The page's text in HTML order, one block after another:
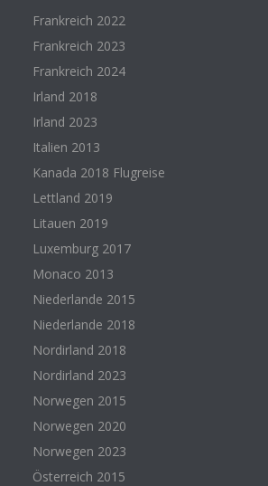
Frankreich 2022
Frankreich 2023
Frankreich 2024
Irland 2018
Irland 2023
Italien 2013
Kanada 2018 Flugreise
Lettland 2019
Litauen 2019
Luxemburg 2017
Monaco 2013
Niederlande 2015
Niederlande 2018
Nordirland 2018
Nordirland 2023
Norwegen 2015
Norwegen 2020
Norwegen 2023
Österreich 2015